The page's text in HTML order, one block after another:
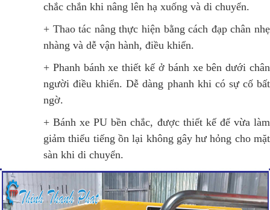
chắc chắn khi nâng lên hạ xuống và di chuyển.
+ Thao tác nâng thực hiện bằng cách đạp chân nhẹ
nhàng và dễ vận hành, điều khiển.
+ Phanh bánh xe thiết kế ở bánh xe bên dưới chân
người điều khiển. Dễ dàng phanh khi có sự cố bất
ngờ.
+ Bánh xe PU bền chắc, được thiết kế để vừa làm
giảm thiểu tiếng ồn lại không gây hư hỏng cho mặt
sàn khi di chuyển.